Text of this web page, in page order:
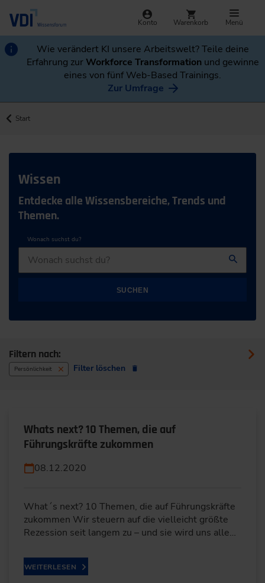
Konto Warenkorb Menü
Wie verändert KI unsere Arbeitswelt? Teile deine
Erfahrung zurWorkforce Transformation und gewinne
eines von fünf Web-Based Trainings.
Zur Umfrage
Start
Wissen
Entdecke alle Wissensbereiche, Trends und
Themen.
Wonach suchst du?
SUCHEN
Filtern nach:
Persönlichkeit Filter löschen
Whats next? 10 Themen, die auf
Führungskräfte zukommen
08.12.2020
What´s next? 10 Themen, die auf Führungskräfte
zukommen Wir steuern auf die vielleicht größte
Rezession seit langem zu – und sie wird uns alle…
WEITERLESEN